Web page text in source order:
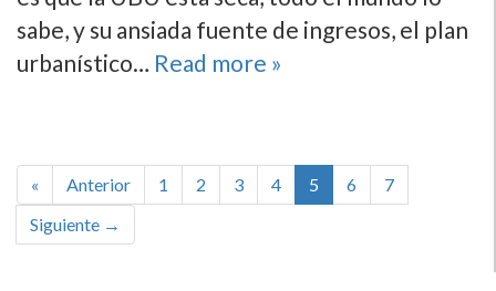
sabe, y su ansiada fuente de ingresos, el plan
urbaní­stico… Read more »
« Anterior 1 2 3 4 5 6
7
Siguiente →